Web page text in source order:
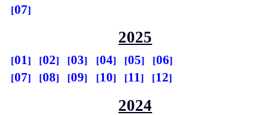
07
2025
01 02 03 04 05
06
07
08 09 10 11 12
2024